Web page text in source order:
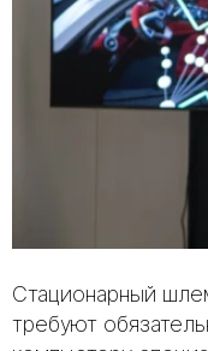
Стационарный
требуют